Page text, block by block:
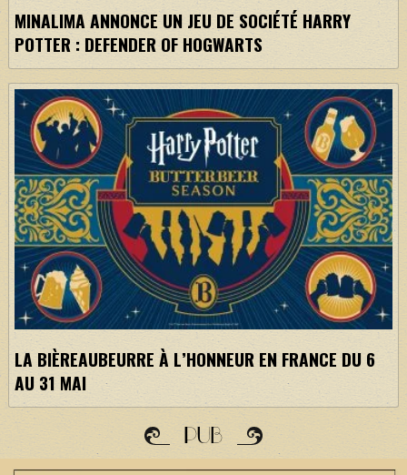
MINALIMA ANNONCE UN JEU DE SOCIÉTÉ HARRY
POTTER : DEFENDER OF HOGWARTS
LA BIÈREAUBEURRE À L’HONNEUR EN FRANCE DU 6
AU 31 MAI
PUB